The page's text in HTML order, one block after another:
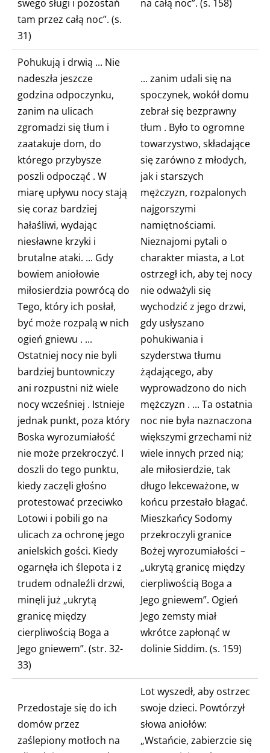
swego sługi i pozostań
tam przez całą noc”. (s.
31)
na całą noc”. (s. 158)
Pohukują i drwią ... Nie
nadeszła jeszcze
godzina odpoczynku,
zanim na ulicach
zgromadzi się tłum i
zaatakuje dom, do
którego przybysze
poszli odpocząć . W
miarę upływu nocy stają
się coraz bardziej
hałaśliwi, wydając
niesławne krzyki i
brutalne ataki. ... Gdy
bowiem aniołowie
miłosierdzia powrócą do
Tego, który ich posłał,
być może rozpalą w nich
ogień gniewu . ...
Ostatniej nocy nie byli
bardziej buntowniczy
ani rozpustni niż wiele
nocy wcześniej . Istnieje
jednak punkt, poza który
Boska wyrozumiałość
nie może przekroczyć. I
doszli do tego punktu,
kiedy zaczęli głośno
protestować przeciwko
Lotowi i pobili go na
ulicach za ochronę jego
anielskich gości. Kiedy
ogarnęła ich ślepota i z
trudem odnaleźli drzwi,
minęli już „ukrytą
granicę między
cierpliwością Boga a
Jego gniewem”. (str. 32-
33)
... zanim udali się na
spoczynek, wokół domu
zebrał się bezprawny
tłum . Było to ogromne
towarzystwo, składające
się zarówno z młodych,
jak i starszych
mężczyzn, rozpalonych
najgorszymi
namiętnościami.
Nieznajomi pytali o
charakter miasta, a Lot
ostrzegł ich, aby tej nocy
nie odważyli się
wychodzić z jego drzwi,
gdy usłyszano
pohukiwania i
szyderstwa tłumu
żądającego, aby
wyprowadzono do nich
mężczyzn . ... Ta ostatnia
noc nie była naznaczona
większymi grzechami niż
wiele innych przed nią;
ale miłosierdzie, tak
długo lekceważone, w
końcu przestało błagać.
Mieszkańcy Sodomy
przekroczyli granice
Bożej wyrozumiałości –
„ukrytą granicę między
cierpliwością Boga a
Jego gniewem”. Ogień
Jego zemsty miał
wkrótce zapłonąć w
dolinie Siddim. (s. 159)
Przedostaje się do ich
domów przez
zaślepiony motłoch na
Lot wyszedł, aby ostrzec
swoje dzieci. Powtórzył
słowa aniołów:
„Wstańcie, zabierzcie się